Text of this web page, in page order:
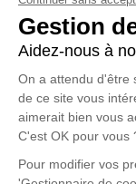
Nous vous
laisser vos
souvenirs, une
à travers des
est un lieu
mémoire
Conformément
couronnes"